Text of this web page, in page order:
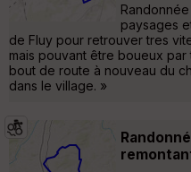
paysages
de Fluy pour retrouver tres
mais pouvant être boueux
bout de route à nouveau du
dans le village. »